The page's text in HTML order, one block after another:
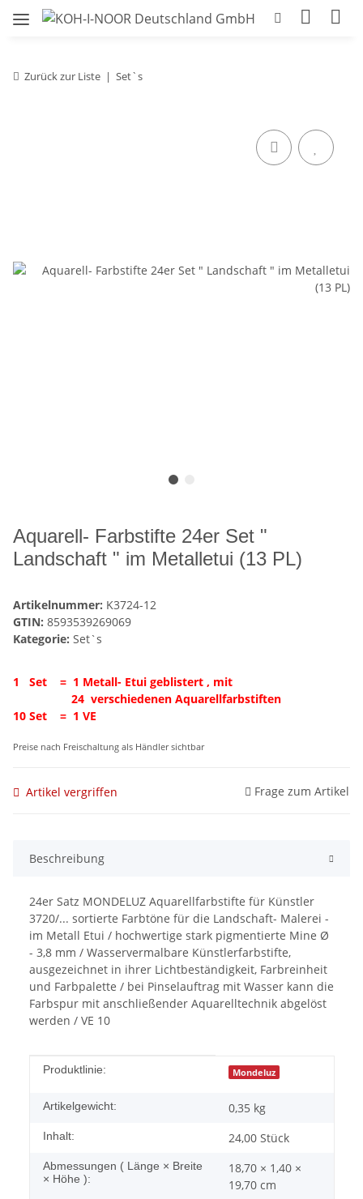
Zurück zur Liste Set`s
Aquarell- Farbstifte 24er Set "
Landschaft " im Metalletui (13 PL)
Artikelnummer: K3724-12
GTIN: 8593539269069
Kategorie: Set`s
1 Set = 1 Metall- Etui geblistert , mit
24 verschiedenen Aquarellfarbstiften
10 Set = 1 VE
Preise nach Freischaltung als Händler sichtbar
Artikel vergriffen Frage zum Artikel
Beschreibung
24er Satz MONDELUZ Aquarellfarbstifte für Künstler
3720/... sortierte Farbtöne für die Landschaft- Malerei -
im Metall Etui / hochwertige stark pigmentierte Mine Ø
- 3,8 mm / Wasservermalbare Künstlerfarbstifte,
ausgezeichnet in ihrer Lichtbeständigkeit, Farbreinheit
und Farbpalette / bei Pinselauftrag mit Wasser kann die
Farbspur mit anschließender Aquarelltechnik abgelöst
werden / VE 10
Produkteigenschaft
Wert
Produktlinie: Mondeluz
Artikelgewicht: 0,35 kg
Inhalt: 24,00 Stück
Abmessungen ( Länge × Breite
× Höhe ):
18,70 × 1,40 ×
19,70 cm